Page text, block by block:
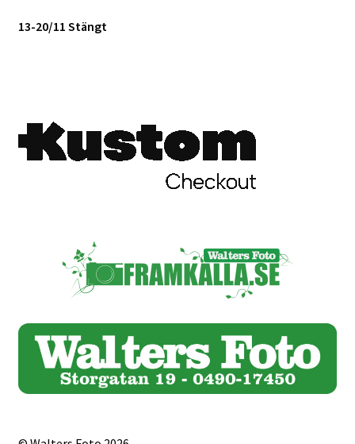
Canvasbilder
Tackkort
Almanacka / Kalender
Fototryck
framkalla.se
13-20/11 Stängt